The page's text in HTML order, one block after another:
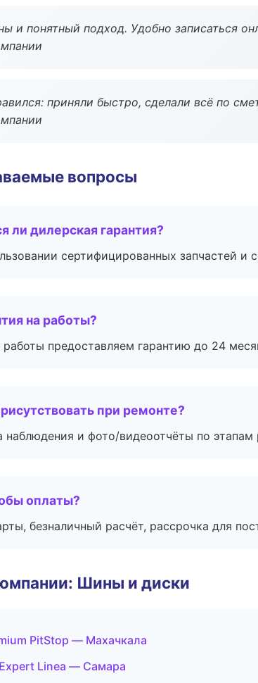
и понятный подход. Удобно записаться
приняли быстро, сделали всё по
вопросы
ли дилерская гарантия?
сертифицированных запчастей и
на работы?
предоставляем гарантию до 24
при ремонте?
наблюдения и фото/видеоотчёты по этапам
оплаты?
безналичный расчёт, рассрочка для
Шины и диски
PitStop — Махачкала
Linea — Самара